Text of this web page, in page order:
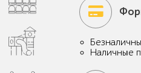
Наличные